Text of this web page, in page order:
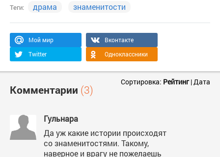
Теги: драма знаменитости
Мой мир
Вконтакте
Twitter
Одноклассники
Комментарии (3)
Сортировка: Рейтинг|Дата
Гульнара
Да уж какие истории происходят
со знаменитостями. Такому,
наверное и врагу не пожелаешь